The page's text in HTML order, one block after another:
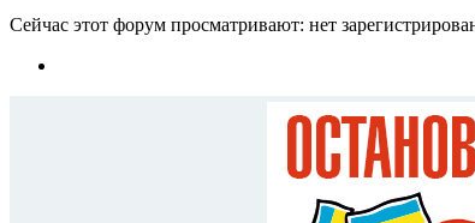
Сейчас этот форум просматривают: нет